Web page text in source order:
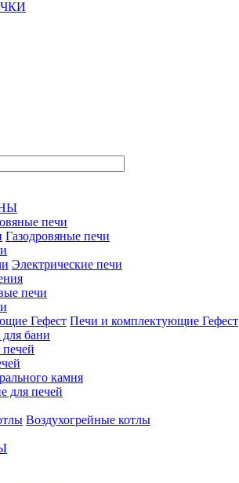
печи
Газодровяные печи
Электрические печи
печи
Печи и комплектующие Гефест
бани
камня
для печей
Воздухогрейные котлы